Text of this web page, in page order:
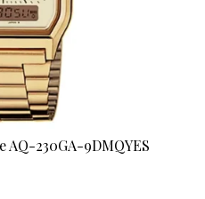
AQ-230GA-9DMQYES